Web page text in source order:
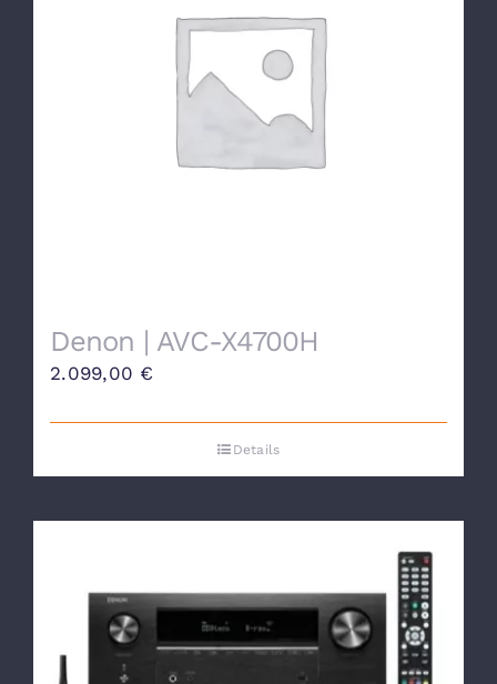
Denon | AVC-X4700H
2.099,00 €
Details